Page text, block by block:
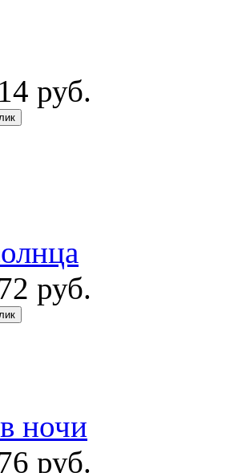
руб.
руб.
ночи
руб.